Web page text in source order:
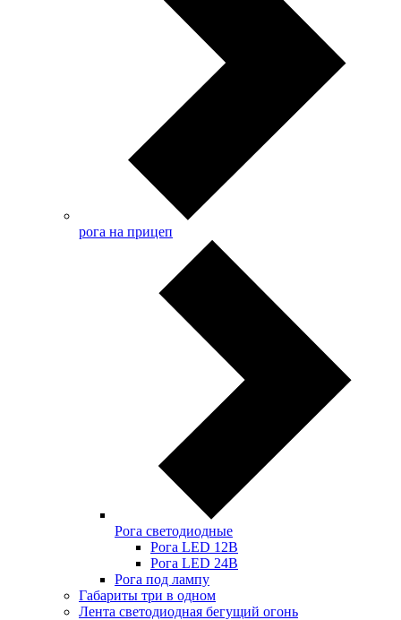
рога на прицеп
Рога светодиодные
Рога LED 12В
Рога LED 24В
Рога под лампу
Габариты три в одном
Лента светодиодная бегущий огонь